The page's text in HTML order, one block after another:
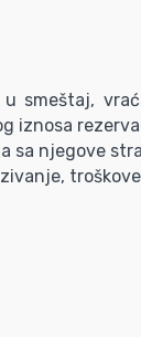
smeštaj,
iznosa
sa njegove